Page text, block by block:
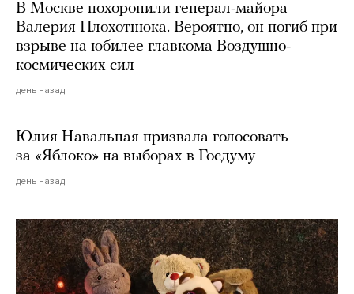
В Москве похоронили генерал-майора
Валерия Плохотнюка. Вероятно, он погиб при
взрыве на юбилее главкома Воздушно-
космических сил
день назад
Юлия Навальная призвала голосовать
за «Яблоко» на выборах в Госдуму
день назад